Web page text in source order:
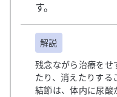
す。
解説
残念ながら治療をせ
たり、消えたりする
結節は、体内に尿酸